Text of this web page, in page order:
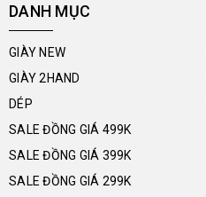
DANH MỤC
GIÀY NEW
GIÀY 2HAND
DÉP
SALE ĐỒNG GIÁ 499K
SALE ĐỒNG GIÁ 399K
SALE ĐỒNG GIÁ 299K